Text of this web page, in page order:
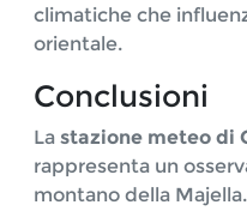
climatiche che
orientale.
Conclusioni
La stazione meteo di
rappresenta un
montano della